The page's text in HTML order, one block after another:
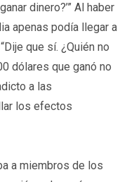
dinero?’” Al haber
apenas podía llegar a
que sí. ¿Quién no
dólares que ganó no
a las
los efectos
a miembros de los